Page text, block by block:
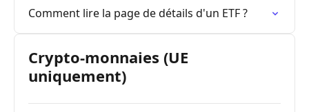
Comment lire la page de détails d'un ETF ?
Crypto-monnaies (UE
uniquement)